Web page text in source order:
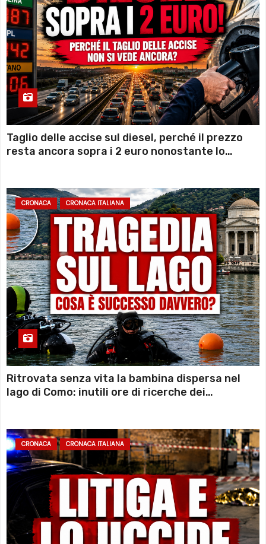
Taglio delle accise sul diesel, perché il prezzo
resta ancora sopra i 2 euro nonostante lo
CRONACA CRONACA ITALIANA
Ritrovata senza vita la bambina dispersa nel
lago di Como: inutili ore di ricerche dei
CRONACA CRONACA ITALIANA